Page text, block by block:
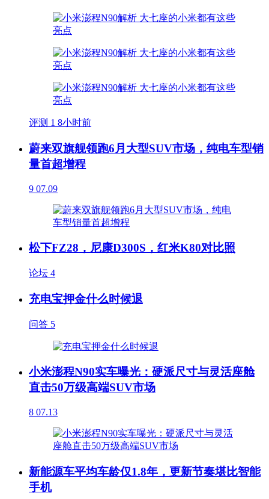
评测 1 8小时前
蔚来双旗舰领跑6月大型SUV市场，纯电车型销
量首超增程
9 07.09
松下FZ28，尼康D300S，红米K80对比照
论坛 4
充电宝押金什么时候退
问答 5
小米澎程N90实车曝光：硬派尺寸与灵活座舱
直击50万级高端SUV市场
8 07.13
新能源车平均车龄仅1.8年，更新节奏堪比智能
手机